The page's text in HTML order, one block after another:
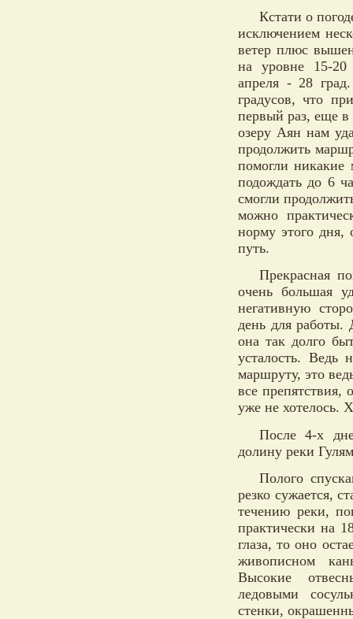
Кстати о
исключением
ветер плюс
на уровне 15-20
апреля - 28
градусов, что
первый раз, еще в
озеру Аян нам
продолжить
помогли никакие
подождать до 6
смогли
можно
норму этого дня,
путь.
Прекрасная
очень большая
негативную
день для работы.
она так долго
усталость. Ведь
маршруту, это
все препятствия,
уже не хотелось.
После 4-х
долину реки
Полого
резко сужается,
течению реки,
практически на
глаза, то оно
живописном
Высокие
ледовыми
стенки,